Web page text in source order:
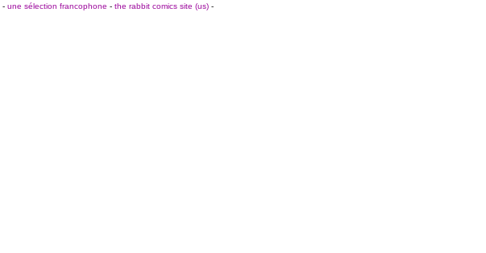
- une sélection francophone - the rabbit comics site (us) -